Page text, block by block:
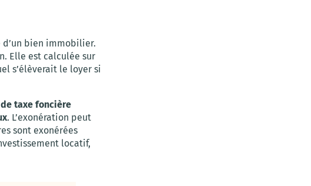
bien immobilier.
Elle est calculée sur
s’élèverait le loyer si
taxe foncière
. L’exonération peut
sont exonérées
locatif,